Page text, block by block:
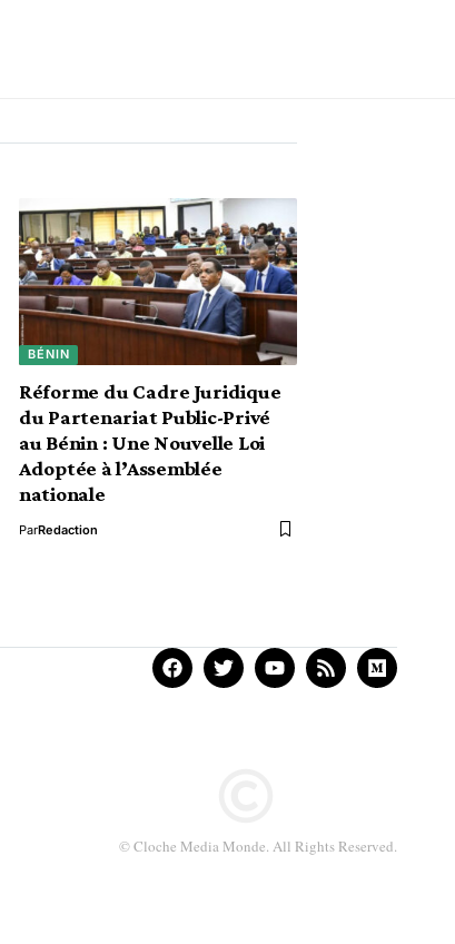
BÉNIN
Réforme du Cadre Juridique
du Partenariat Public-Privé
au Bénin : Une Nouvelle Loi
Adoptée à l’Assemblée
nationale
ParRedaction
© Cloche Media Monde. All Rights Reserved.